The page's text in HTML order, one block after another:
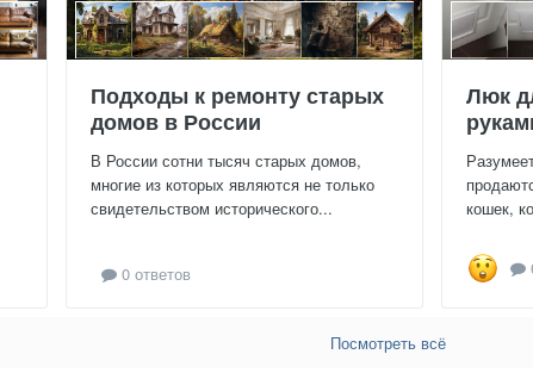
Подходы к ремонту старых
домов в России
В России сотни тысяч старых домов,
многие из которых являются не только
свидетельством исторического...
0 ответов
Люк
кошек,
Посмотреть всё